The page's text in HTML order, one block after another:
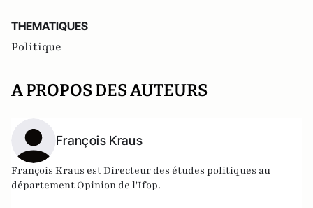
THEMATIQUES
Politique
A PROPOS DES AUTEURS
François Kraus
François Kraus estDirecteur des études politiques au
département Opinion de l'Ifop.